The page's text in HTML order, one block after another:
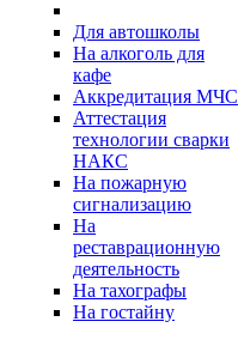
Для автошколы
На алкоголь для
кафе
Аккредитация МЧС
Аттестация
технологии сварки
НАКС
На пожарную
сигнализацию
На
реставрационную
деятельность
На тахографы
На гостайну